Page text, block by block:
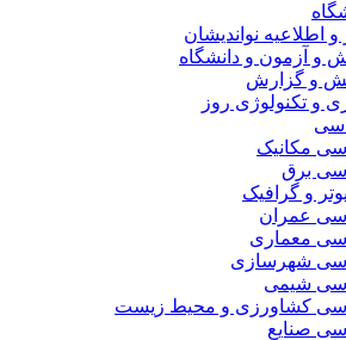
و اطلاعیه نواندیشان
و آزمون و دانشگاه
و گزارش
و تکنولوژی روز
مکانیک
برق
و گرافیک
عمران
معماری
شهرسازی
شیمی
کشاورزی و محیط زیست
صنایع